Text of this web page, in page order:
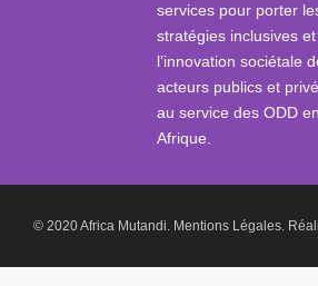
services pour porter
stratégies inclusives et
l’innovation sociétale
acteurs publics et
au service des ODD en
Afrique.
© 2020 Africa Mutandi. Mentions Légales.